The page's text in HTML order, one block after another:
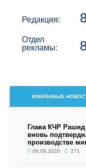
Редакция:
Отдел
рекламы:
ИЗБРАННЫЕ
Глава КЧР Рашид
вновь
производстве
06.08.2026 271